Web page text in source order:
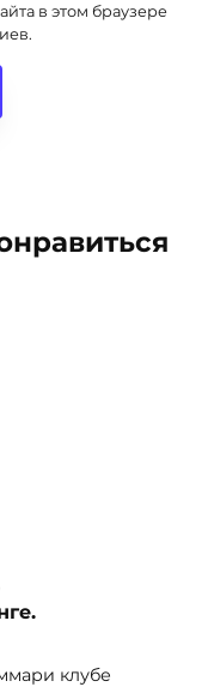
в этом браузере
клубе